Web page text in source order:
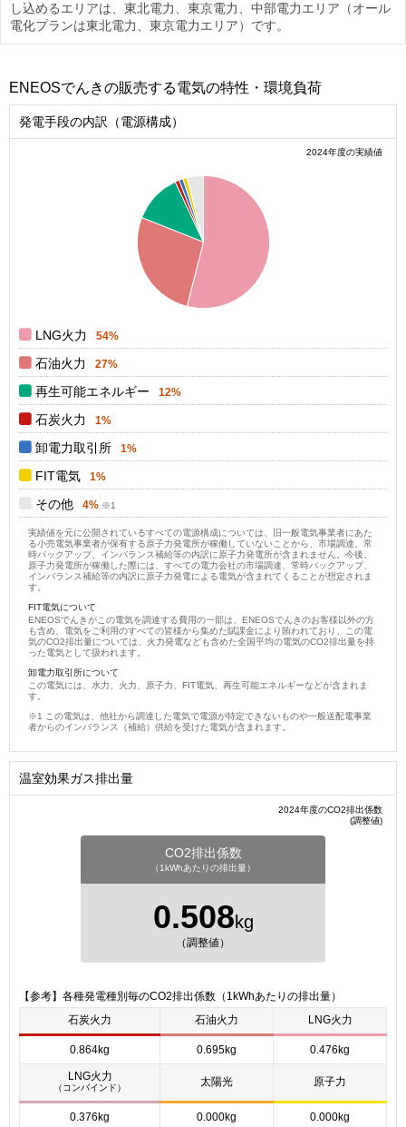
し込めるエリアは、東北電力、東京電力、中部電力エリア（オール
電化プランは東北電力、東京電力エリア）です。
ENEOSでんきの販売する電気の特性・環境負荷
発電手段の内訳（電源構成）
2024年度の実績値
LNG火力 54%
石油火力 27%
再生可能エネルギー 12%
石炭火力 1%
卸電力取引所 1%
FIT電気 1%
その他 4%
実績値を元に公開されているすべての電源構成については、旧一般電気事業者にあた
る小売電気事業者が保有する原子力発電所が稼働していないことから、市場調達、常
時バックアップ、インバランス補給等の内訳に原子力発電所が含まれません。今後、
原子力発電所が稼働した際には、すべての電力会社の市場調達、常時バックアップ、
インバランス補給等の内訳に原子力発電による電気が含まれてくることが想定されま
す。
FIT電気について
ENEOSでんきがこの電気を調達する費用の一部は、ENEOSでんきのお客様以外の方
も含め、電気をご利用のすべての皆様から集めた賦課金により賄われており、この電
気のCO2排出量については、火力発電なども含めた全国平均の電気のCO2排出量を持
った電気として扱われます。
卸電力取引所について
この電気には、水力、火力、原子力、FIT電気、再生可能エネルギーなどが含まれま
す。
この電気は、他社から調達した電気で電源が特定できないものや一般送配電事業
者からのインバランス（補給）供給を受けた電気が含まれます。
温室効果ガス排出量
2024年度のCO2排出係数
(調整値)
CO2排出係数
（1kWhあたりの排出量）
0.508kg
（調整値）
【参考】各種発電種別毎のCO2排出係数（1kWhあたりの排出量）
石炭火力
石油火力 LNG火力
0.864kg 0.695kg 0.476kg
LNG火力
（コンバインド） 太陽光 原子力
0.376kg 0.000kg 0.000kg